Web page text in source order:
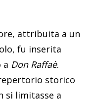
attribuita a un
fu inserita
a Don Raffaè.
storico
si limitasse a